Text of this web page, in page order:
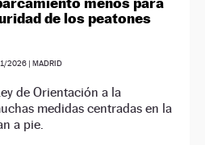
de los peatones
2026| MADRID
de Orientación a la
medidas centradas en la
a pie.